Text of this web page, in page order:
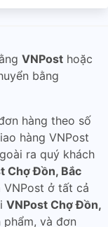
VNPost hoặc
bằng
hàng theo số
hàng VNPost
ra quý khách
Chợ Đồn, Bắc
VNPost ở tất cả
VNPost Chợ Đồn,
và đơn